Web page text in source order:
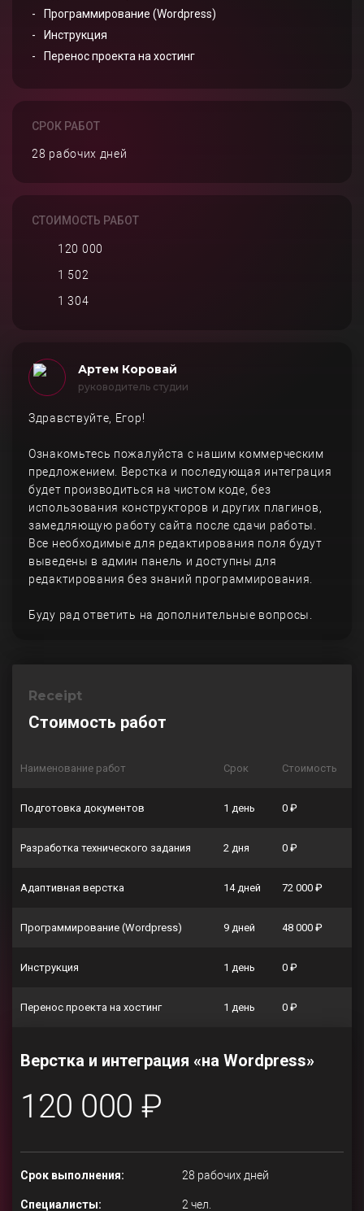
Программирование (Wordpress)
Инструкция
Перенос проекта на хостинг
СРОК РАБОТ
28 рабочих дней
СТОИМОСТЬ РАБОТ
120 000
1 502
1 304
Артем Коровай
руководитель студии
Здравствуйте, Егор!
Ознакомьтесь пожалуйста с нашим коммерческим
предложением. Верстка и последующая интеграция
будет производиться на чистом коде, без
использования конструкторов и других плагинов,
замедляющую работу сайта после сдачи работы.
Все необходимые для редактирования поля будут
выведены в админ панель и доступны для
редактирования без знаний программирования.
Буду рад ответить на дополнительные вопросы.
Receipt
Стоимость работ
Наименование работ Срок Стоимость
Подготовка документов 1 день 0 ₽
Разработка технического задания 2 дня 0 ₽
Адаптивная верстка 14 дней 72 000 ₽
Программирование (Wordpress) 9 дней 48 000 ₽
Инструкция 1 день 0 ₽
Перенос проекта на хостинг 1 день 0 ₽
Верстка и интеграция «на Wordpress»
120 000 ₽
Срок выполнения: 28 рабочих дней
Специалисты: 2 чел.